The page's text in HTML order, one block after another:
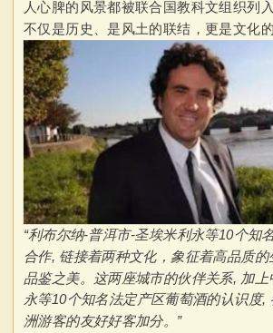
人心脾的风景都被联合国教科文组织
不仅是历史、是风土的联结，更是文化的
“利布尔纳-普洱市-圣埃米利永等10个知
合作, 链接着两种文化，象征着高品质
品鉴之美。这两座城市的伙伴关系, 加
永等10个知名法定产区葡萄酒的认识度,
洲游客的友好好客加分。”